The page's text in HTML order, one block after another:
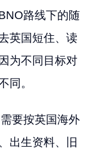
路线下的随
英国短住、读
为不同目标对
同。
要按英国海外
出生资料、旧